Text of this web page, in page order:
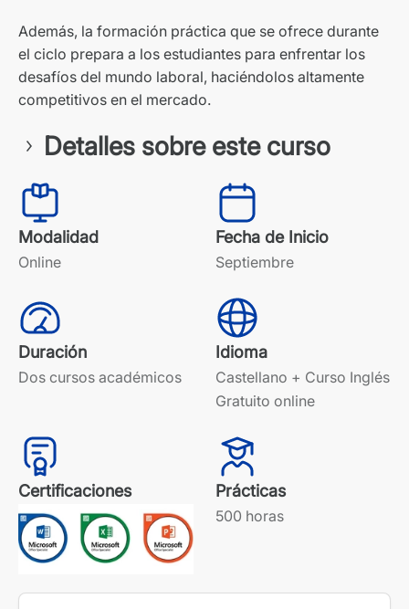
Además, la formación práctica que se ofrece durante
el ciclo prepara a los estudiantes para enfrentar los
desafíos del mundo laboral, haciéndolos altamente
competitivos en el mercado.
Detalles sobre este curso
Modalidad
Online
Fecha de Inicio
Septiembre
Duración
Dos cursos académicos
Idioma
Castellano + Curso Inglés
Gratuito online
Certificaciones Prácticas
500 horas